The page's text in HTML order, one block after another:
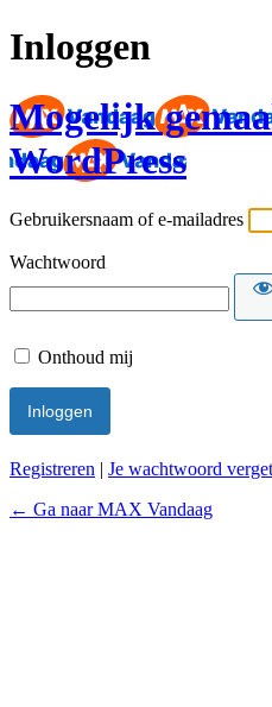
Inloggen
Mogelijk
WordPress
Gebruikersnaam of e-mailadres
Wachtwoord
Onthoud mij
Registreren | Je wachtwoord
← Ga naar MAX Vandaag